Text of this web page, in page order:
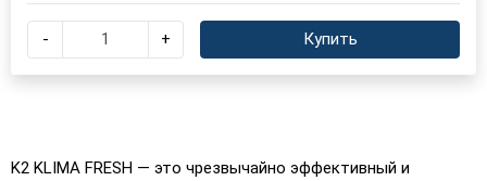
K2 KLIMA FRESH — это чрезвычайно эффективный и
- + Купить